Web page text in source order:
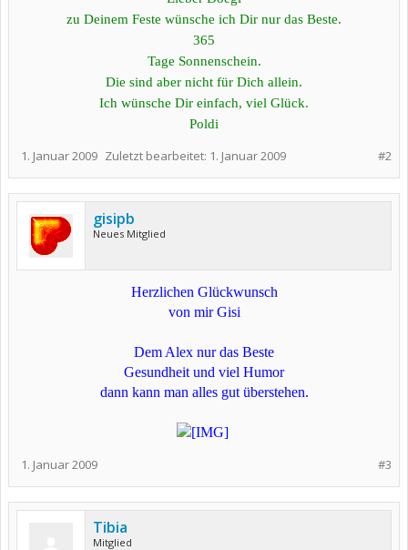
zu Deinem Feste wünsche ich Dir nur das Beste.
365
Tage Sonnenschein.
Die sind aber nicht für Dich allein.
Ich wünsche Dir einfach, viel Glück.
Poldi
#2
1. Januar 2009 Zuletzt bearbeitet: 1. Januar 2009
gisipb
Neues Mitglied
Herzlichen Glückwunsch
von mir Gisi
Dem Alex nur das Beste
Gesundheit und viel Humor
dann kann man alles gut überstehen.
​
#3
1. Januar 2009
Tibia
Mitglied